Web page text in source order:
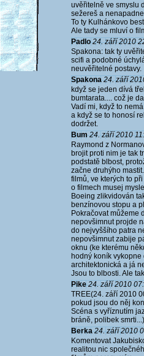
uvěřitelně ve smyslu
sežereš a
To ty Kulhánkovo
Ale tady se mluví o
Padlo 24. září 2010
Spakona: tak ty
scifi a podobné
neuvěřitelné postavy.
Spakona 24. září
když se jeden dívá
bumtarata.... což je
Vadí mi, když to
a když se to honosí
dodržet.
Bum 24. září 2010
Raymond z
brojit proti nim je tak
podstatě blbost,
začne druhýho
filmů, ve kterých to
o filmech musej
Boeing zlikvidován
benzínovou stopu a
Pokračovat můžeme
nepovšimnut projde
do nejvyššího patra
nepovšimnut zabije
oknu (ke kterému
hodný koník
architektonická a já
Jsou to blbosti. Ale
Pike 24. září 2010
TREE(24. září 2010
pokud jsou do něj
Scéna s vyříznutím
bráně, polibek
Berka 24. září 2010
Komentovat
realitou nic